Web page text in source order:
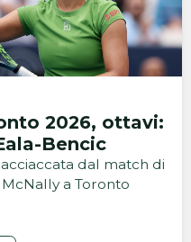
2026, ottavi:
Bencic
dal match di
a Toronto